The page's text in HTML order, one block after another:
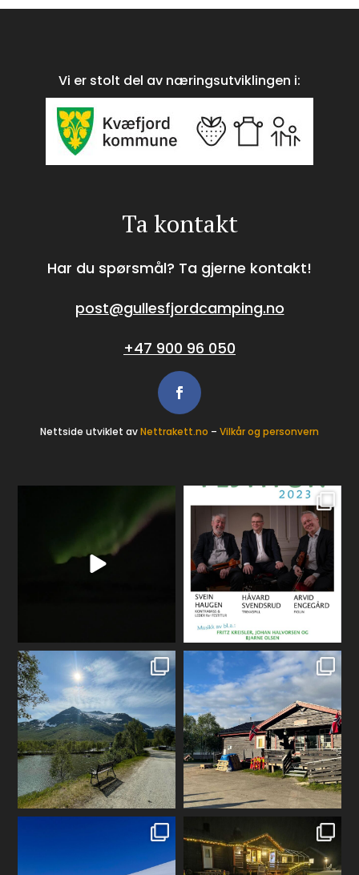
Vi er stolt del av næringsutviklingen i:
Ta kontakt
Har du spørsmål? Ta gjerne kontakt!
post@gullesfjordcamping.no
+47 900 96 050
Nettside utviklet avNettrakett.no – Vilkår og personvern
gullesfjord_camping
Jul 31
gullesfjord_camping
Jun 19
gullesfjord_camping
Mai 29
Jan 3